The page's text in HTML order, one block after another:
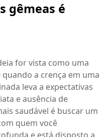
gêmeas é
for vista como uma
a crença em uma
leva a expectativas
e ausência de
saudável é buscar um
quem você